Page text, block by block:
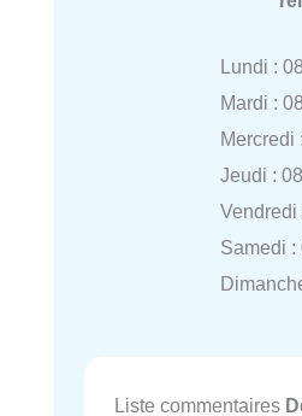
Lundi :
Mardi :
Mercredi
Jeudi :
Vendredi
Samedi :
Liste commentaires